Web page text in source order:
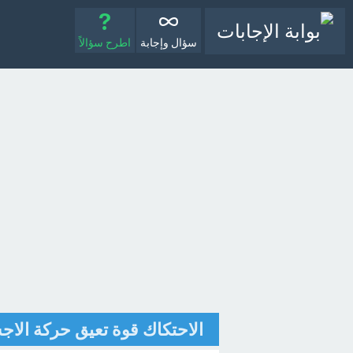
سؤال وإجابة اطرح سؤالاً
الاحتكاك قوة تعيق حركة